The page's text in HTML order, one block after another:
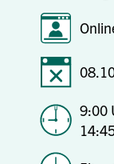
9:00